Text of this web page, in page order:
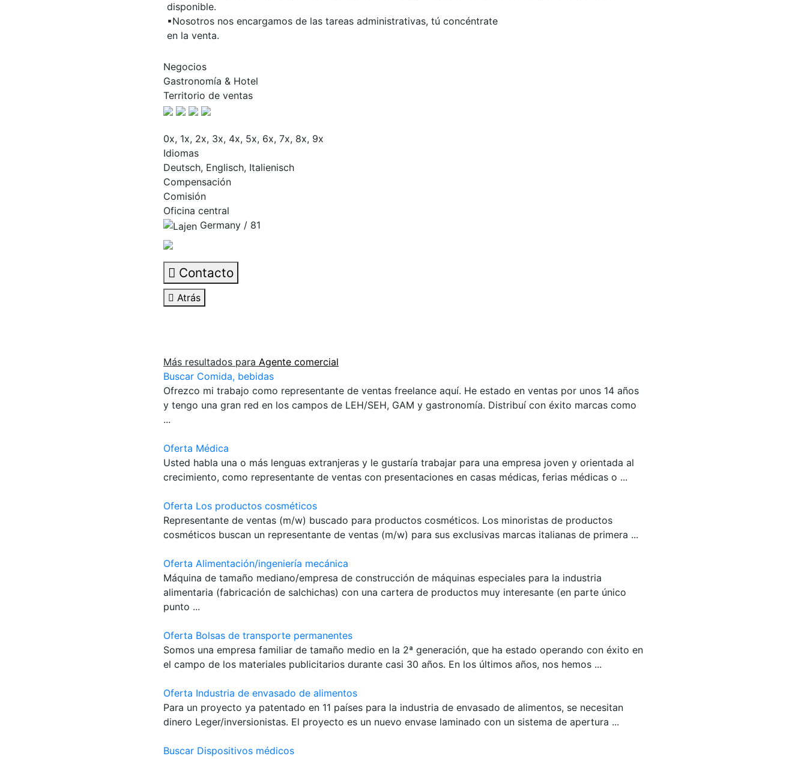
disponible.
▪Nosotros nos encargamos de las tareas administrativas, tú concéntrate
en la venta.
Negocios
Gastronomía & Hotel
Territorio de ventas
0x, 1x, 2x, 3x, 4x, 5x, 6x, 7x, 8x, 9x
Idiomas
Deutsch, Englisch, Italienisch
Compensación
Comisión
Oficina central
Germany / 81
Contacto
Atrás
Más resultados para Agente comercial
Buscar Comida, bebidas
Ofrezco mi trabajo como representante de ventas freelance aquí. He estado en ventas por unos 14 años
y tengo una gran red en los campos de LEH/SEH, GAM y gastronomía. Distribuí con éxito marcas como
...
Oferta Médica
Usted habla una o más lenguas extranjeras y le gustaría trabajar para una empresa joven y orientada al
crecimiento, como representante de ventas con presentaciones en casas médicas, ferias médicas o ...
Oferta Los productos cosméticos
Representante de ventas (m/w) buscado para productos cosméticos. Los minoristas de productos
cosméticos buscan un representante de ventas (m/w) para sus exclusivas marcas italianas de primera ...
Oferta Alimentación/ingeniería mecánica
Máquina de tamaño mediano/empresa de construcción de máquinas especiales para la industria
alimentaria (fabricación de salchichas) con una cartera de productos muy interesante (en parte único
punto ...
Oferta Bolsas de transporte permanentes
Somos una empresa familiar de tamaño medio en la 2ª generación, que ha estado operando con éxito en
el campo de los materiales publicitarios durante casi 30 años. En los últimos años, nos hemos ...
Oferta Industria de envasado de alimentos
Para un proyecto ya patentado en 11 países para la industria de envasado de alimentos, se necesitan
dinero Leger/inversionistas. El proyecto es un nuevo envase laminado con un sistema de apertura ...
Buscar Dispositivos médicos